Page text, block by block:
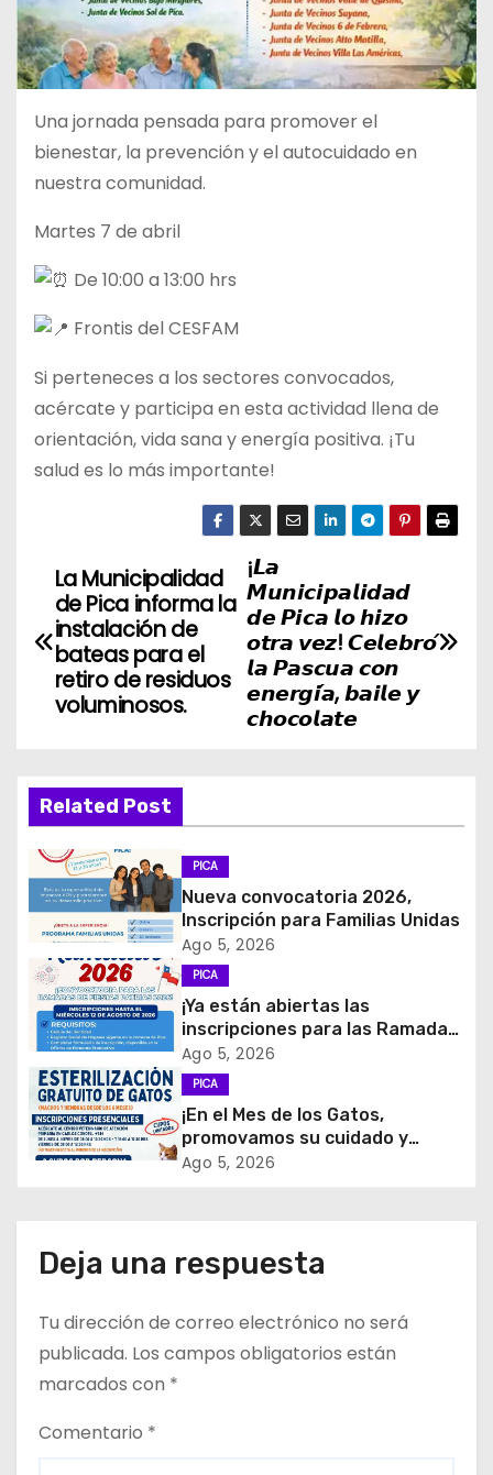
Una jornada pensada para promover el
bienestar, la prevención y el autocuidado en
nuestra comunidad.
Martes 7 de abril
De 10:00 a 13:00 hrs
Frontis del CESFAM
Si perteneces a los sectores convocados,
acércate y participa en esta actividad llena de
orientación, vida sana y energía positiva. ¡Tu
salud es lo más importante!
N
a
a
c
i
ó
n
d
e
e
r
a
d
¡𝙇𝙖
𝙈𝙪𝙣𝙞𝙘𝙞𝙥𝙖𝙡𝙞𝙙𝙖𝙙
𝙙𝙚 𝙋𝙞𝙘𝙖 𝙡𝙤 𝙝𝙞𝙯𝙤
𝙤𝙩𝙧𝙖 𝙫𝙚𝙯! 𝘾𝙚𝙡𝙚𝙗𝙧𝙤́
𝙡𝙖 𝙋𝙖𝙨𝙘𝙪𝙖 𝙘𝙤𝙣
𝙚𝙣𝙚𝙧𝙜𝙞́𝙖, 𝙗𝙖𝙞𝙡𝙚 𝙮
𝙘𝙝𝙤𝙘𝙤𝙡𝙖𝙩𝙚
La Municipalidad
de Pica informa la
instalación de
bateas para el
retiro de residuos
voluminosos.
Related Post
PICA
Nueva convocatoria 2026,
Inscripción para Familias Unidas
Ago 5, 2026
PICA
¡Ya están abiertas las
inscripciones para las Ramadas
de Fiestas Patrias 2026!
Ago 5, 2026
PICA
¡En el Mes de los Gatos,
promovamos su cuidado y
tenencia responsable!
Ago 5, 2026
Deja una respuesta
Tu dirección de correo electrónico no será
publicada. Los campos obligatorios están
marcados con *
Comentario *